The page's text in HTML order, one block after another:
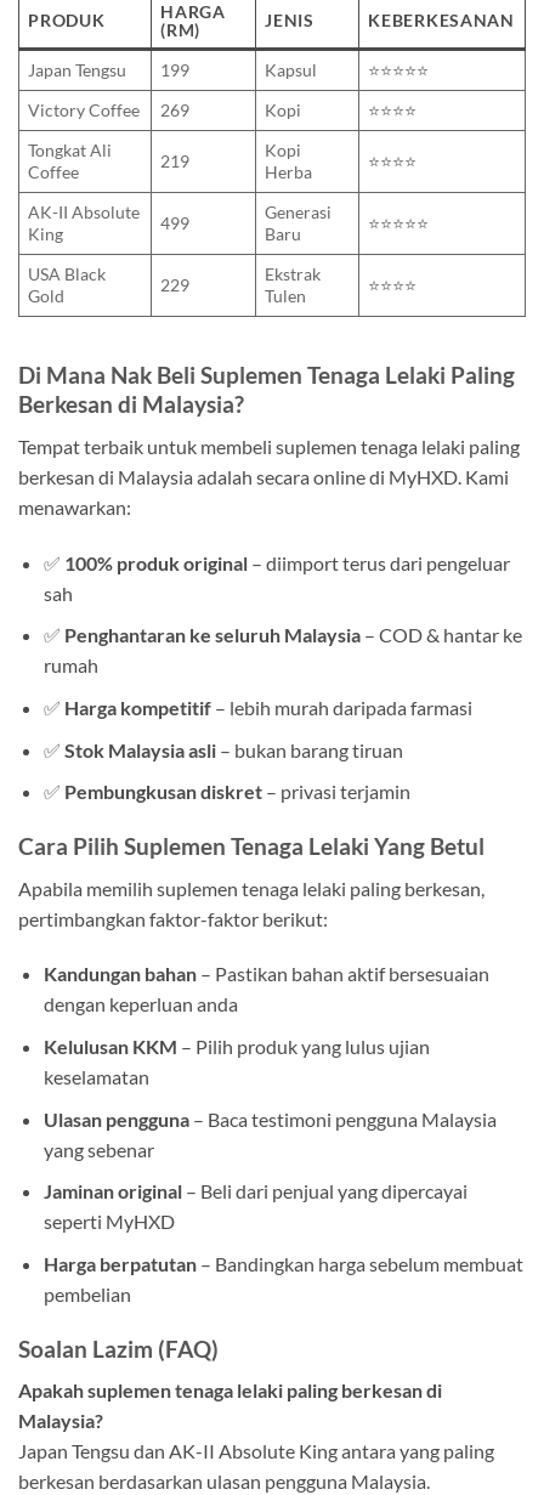
PRODUK
HARGA
(RM)
JENIS KEBERKESANAN
Japan Tengsu 199 Kapsul
⭐⭐⭐⭐⭐
Victory Coffee
269 Kopi
⭐⭐⭐⭐
Tongkat Ali
Coffee
219
Kopi
Herba
⭐⭐⭐⭐
AK-II Absolute
King
499
Generasi
Baru
⭐⭐⭐⭐⭐
USA Black
Gold
229
Ekstrak
Tulen
⭐⭐⭐⭐
Di Mana Nak Beli Suplemen Tenaga Lelaki Paling
Berkesan di Malaysia?
Tempat terbaik untuk membeli suplemen tenaga lelaki paling
berkesan di Malaysia adalah secara online di MyHXD. Kami
menawarkan:
✅ 100% produk original– diimport terus dari pengeluar
sah
✅ Penghantaran ke seluruh Malaysia– COD & hantar ke
rumah
✅ Harga kompetitif– lebih murah daripada farmasi
✅ Stok Malaysia asli– bukan barang tiruan
✅ Pembungkusan diskret– privasi terjamin
Cara Pilih Suplemen Tenaga Lelaki Yang Betul
Apabila memilih suplemen tenaga lelaki paling berkesan,
pertimbangkan faktor-faktor berikut:
Kandungan bahan– Pastikan bahan aktif bersesuaian
dengan keperluan anda
Kelulusan KKM – Pilih produk yang lulus ujian
keselamatan
Ulasan pengguna– Baca testimoni pengguna Malaysia
yang sebenar
Jaminan original– Beli dari penjual yang dipercayai
seperti MyHXD
Harga berpatutan– Bandingkan harga sebelum membuat
pembelian
Soalan Lazim (FAQ)
Apakah suplemen tenaga lelaki paling berkesan di
Malaysia?
Japan Tengsu dan AK-II Absolute King antara yang paling
berkesan berdasarkan ulasan pengguna Malaysia.